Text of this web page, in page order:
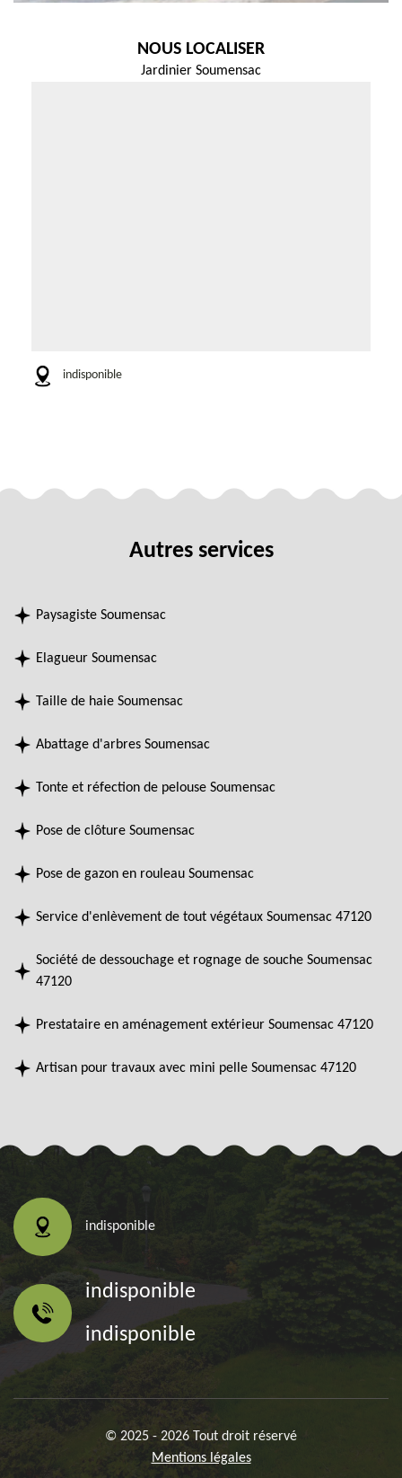
NOUS LOCALISER
Jardinier Soumensac
indisponible
Autres services
Paysagiste Soumensac
Elagueur Soumensac
Taille de haie Soumensac
Abattage d'arbres Soumensac
Tonte et réfection de pelouse Soumensac
Pose de clôture Soumensac
Pose de gazon en rouleau Soumensac
Service d'enlèvement de tout végétaux Soumensac 47120
Société de dessouchage et rognage de souche Soumensac
47120
Prestataire en aménagement extérieur Soumensac 47120
Artisan pour travaux avec mini pelle Soumensac 47120
indisponible
indisponible
indisponible
© 2025 - 2026 Tout droit réservé
Mentions légales